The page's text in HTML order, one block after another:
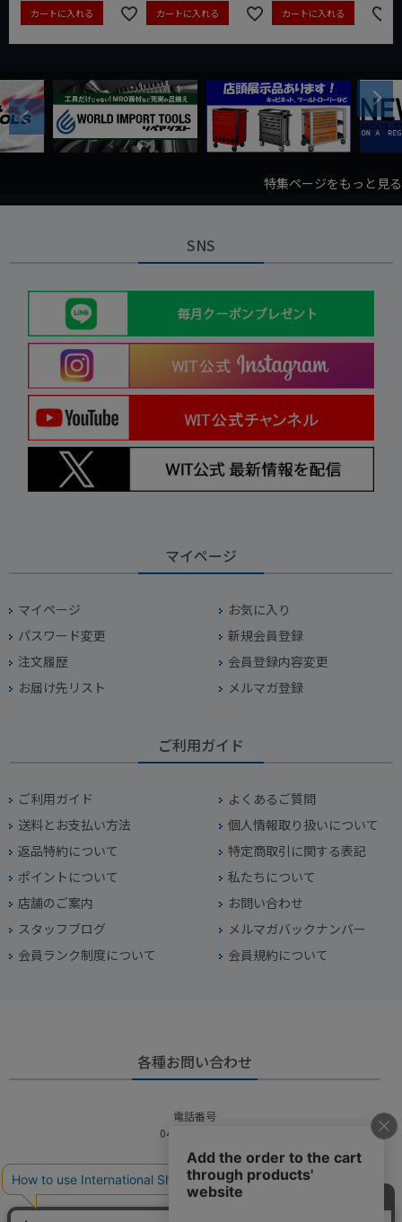
カートに入れる カートに入れる カートに入れる
Previous
Next
特集ページをもっと見る
SNS
マイページ
マイページ
お気に入り
パスワード変更
新規会員登録
注文履歴
会員登録内容変更
お届け先リスト
メルマガ登録
ご利用ガイド
ご利用ガイド
よくあるご質問
送料とお支払い方法
個人情報取り扱いについて
返品特約について
特定商取引に関する表記
ポイントについて
私たちについて
店舗のご案内
お問い合わせ
スタッフブログ
メルマガバックナンバー
会員ランク制度について
会員規約について
各種お問い合わせ
電話番号
045-949-2451
営業時間
10：00～19：00